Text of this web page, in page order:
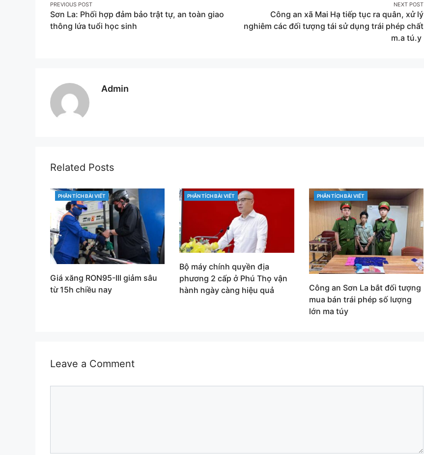
Post
navigation
PREVIOUS POST
Sơn La: Phối hợp đảm bảo trật tự, an toàn giao
thông lứa tuổi học sinh
NEXT POST
Công an xã Mai Hạ tiếp tục ra quân, xử lý
nghiêm các đối tượng tái sử dụng trái phép chất
m.a tú.y
Admin
Related Posts
CATEGORIES
PHÂN TÍCH BÀI VIẾT
Giá xăng RON95-III giảm sâu
từ 15h chiều nay
CATEGORIES
PHÂN TÍCH BÀI VIẾT
Bộ máy chính quyền địa
phương 2 cấp ở Phú Thọ vận
hành ngày càng hiệu quả
CATEGORIES
PHÂN TÍCH BÀI VIẾT
Công an Sơn La bắt đối tượng
mua bán trái phép số lượng
lớn ma túy
Leave a Comment